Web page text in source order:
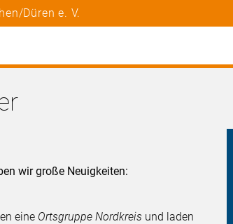
Düren e. V.
wir große Neuigkeiten:
eine Ortsgruppe Nordkreis und laden